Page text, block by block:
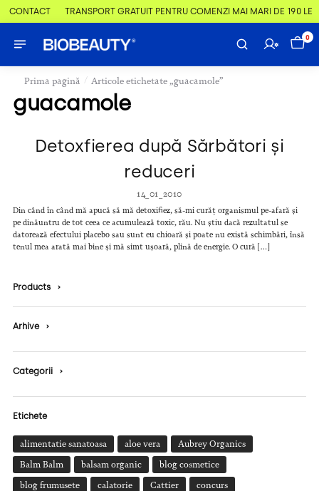
CONTACT TRANSPORT GRATUIT PENTRU COMENZI MAI MARI DE 190 LEI
0
Prima pagină / Articole etichetate „guacamole”
guacamole
Detoxfierea după Sărbători și
reduceri
14_01_2010
Din când în când mă apucă să mă detoxifiez, să-mi curăț organismul pe-afară și
pe dinăuntru de tot ceea ce acumulează toxic, rău. Nu știu dacă rezultatul se
datorează efectului placebo sau sunt eu chioară și poate nu există schimbări, însă
tenul mea arată mai bine și mă simt ușoară, plină de energie. O cură […]
Products ›
Arhive ›
Categorii ›
Etichete
alimentatie sanatoasa aloe vera Aubrey Organics
Balm Balm balsam organic blog cosmetice
blog frumusete calatorie Cattier concurs